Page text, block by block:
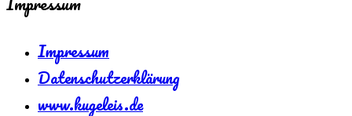
Impressum
Datenschutzerklärung
www.kugeleis.de